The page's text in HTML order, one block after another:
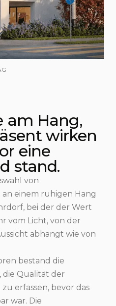
am Hang,
wirken
eine
stand.
von
einem ruhigen Hang
bei der der Wert
vom Licht, von der
abhängt wie von
bestand die
die Qualität der
erfassen, bevor das
war. Die